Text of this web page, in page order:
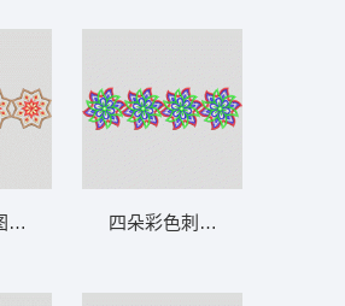
码网布
案装饰 条带状 水溶条码网布花边
四朵彩色刺绣花朵图案 条带